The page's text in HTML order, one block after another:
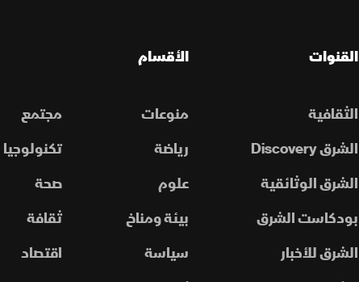
القنوات
الثقافية
الشرق Discovery
الشرق الوثائقية
بودكاست الشرق
الشرق للأخبار
الأقسام
منوعات
مجتمع
رياضة
تكنولوجيا
علوم
صحة
بيئة ومناخ
ثقافة
سياسة
اقتصاد